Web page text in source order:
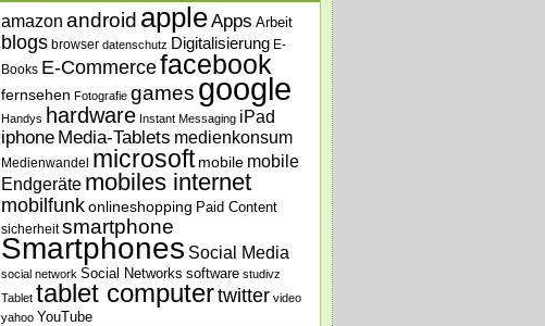
amazon android appleApps Arbeit
blogs browser datenschutz Digitalisierung E-
Books E-Commercefacebook
fernsehen Fotografie games google
Handys hardware Instant Messaging iPad
iphone Media-Tablets medienkonsum
Medienwandel microsoft mobile mobile
Endgeräte mobiles internet
mobilfunkonlineshopping Paid Content
sicherheit smartphone
Smartphones Social Media
social network Social Networks software studivz
Tablet tablet computertwitter video
yahoo YouTube